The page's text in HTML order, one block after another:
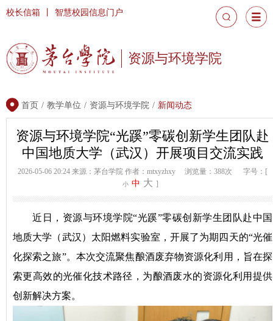
资源与环境学院
校长信箱 智慧校园信息门户
首页 / 教学单位 / 资源与环境学院 / 新闻动态
资源与环境学院“光蹊”零碳创新学生团队赴
中国地质大学（武汉）开展项目交流实践
2026-05-06 20:24 来源：茅台学院 作者：mtxyzhxy 浏览量：388次 字号：[
小 中 大 ]
近日，资源与环境学院“光蹊”零碳创新学生团队赴中国
地质大学（武汉）太阳燃料实验室，开展了为期四天的“光催
化探索之旅”。本次交流聚焦酿酒废弃物资源化利用，旨在探
索更高效的光催化技术路径，为酿酒废水的资源化利用提供
创新解决方案。